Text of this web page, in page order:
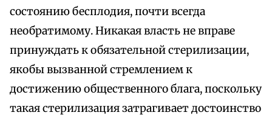
состоянию бесплодия, почти всегда
необратимому. Никакая власть не вправе
принуждать к обязательной стерилизации,
якобы вызванной стремлением к
достижению общественного блага, поскольку
такая стерилизация затрагивает достоинство